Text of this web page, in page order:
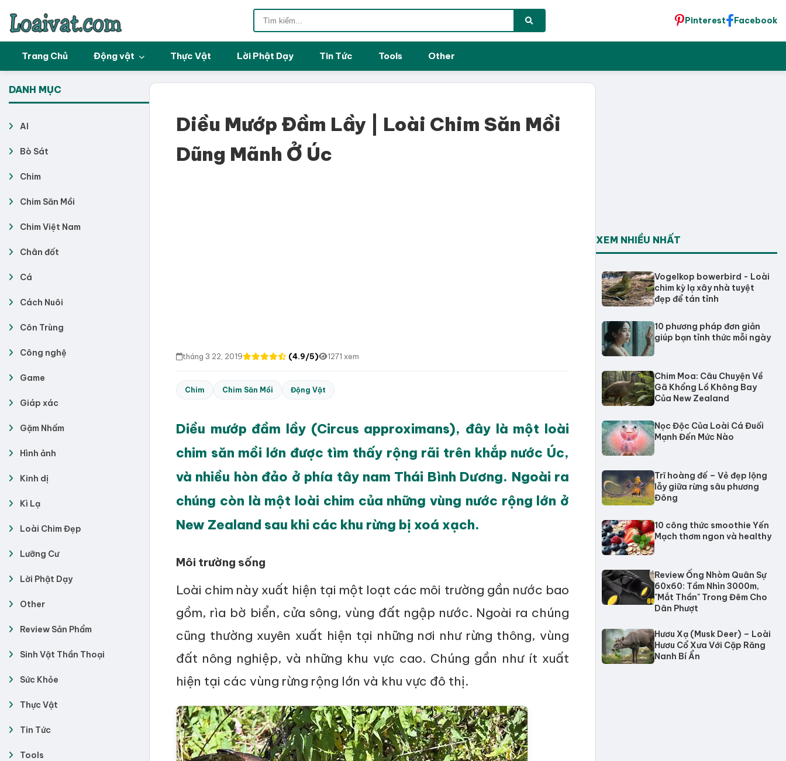
Pinterest Facebook
Trang Chủ Động vật Thực Vật Lời Phật Dạy Tin Tức Tools Other
DANH MỤC
AI
Bò Sát
Chim
Chim Săn Mồi
Chim Việt Nam
Chân đốt
Cá
Cách Nuôi
Côn Trùng
Công nghệ
Game
Giáp xác
Gặm Nhấm
Hình ảnh
Kinh dị
Kì Lạ
Loài Chim Đẹp
Lưỡng Cư
Lời Phật Dạy
Other
Review Sản Phẩm
Sinh Vật Thần Thoại
Sức Khỏe
Thực Vật
Tin Tức
Tools
Diều Mướp Đầm Lầy | Loài Chim Săn Mồi
Dũng Mãnh Ở Úc
tháng 3 22, 2019 (4.9/5) 1271 xem
Chim Chim Săn Mồi Động Vật
Diều mướp đầm lầy (Circus approximans), đây là một loài
chim săn mồi lớn được tìm thấy rộng rãi trên khắp nước Úc,
và nhiều hòn đảo ở phía tây nam Thái Bình Dương. Ngoài ra
chúng còn là một loài chim của những vùng nước rộng lớn ở
New Zealand sau khi các khu rừng bị xoá xạch.
Môi trường sống
Loài chim này xuất hiện tại một loạt các môi trường gần nước bao
gồm, rìa bờ biển, cửa sông, vùng đất ngập nước. Ngoài ra chúng
cũng thường xuyên xuất hiện tại những nơi như rừng thông, vùng
đất nông nghiệp, và những khu vực cao. Chúng gần như ít xuất
hiện tại các vùng rừng rộng lớn và khu vực đô thị.
XEM NHIỀU NHẤT
Vogelkop bowerbird - Loài
chim kỳ lạ xây nhà tuyệt
đẹp để tán tỉnh
10 phương pháp đơn giản
giúp bạn tỉnh thức mỗi ngày
Chim Moa: Câu Chuyện Về
Gã Khổng Lồ Không Bay
Của New Zealand
Nọc Độc Của Loài Cá Đuối
Mạnh Đến Mức Nào
Trĩ hoàng đế – Vẻ đẹp lộng
lẫy giữa rừng sâu phương
Đông
10 công thức smoothie Yến
Mạch thơm ngon và healthy
Review Ống Nhòm Quân Sự
60x60: Tầm Nhìn 3000m,
"Mắt Thần" Trong Đêm Cho
Dân Phượt
Hươu Xạ (Musk Deer) – Loài
Hươu Cổ Xưa Với Cặp Răng
Nanh Bí Ẩn